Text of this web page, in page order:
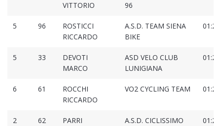
VITTORIO
96
5 96
ROSTICCI
RICCARDO
A.S.D. TEAM SIENA
BIKE
5 33
DEVOTI
MARCO
ASD VELO CLUB
LUNIGIANA
6 61
ROCCHI
RICCARDO
VO2 CYCLING TEAM
2 62
PARRI
A.S.D. CICLISSIMO